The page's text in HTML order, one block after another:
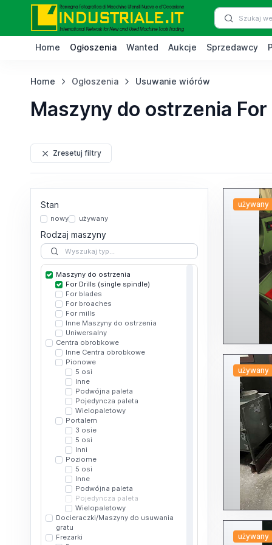
Home Ogłoszenia Wanted Aukcje Sprzedawcy
Home Ogłoszenia Usuwanie wiórów
Maszyny do ostrzenia
Zresetuj filtry
Stan
nowy używany
Rodzaj maszyny
Maszyny do ostrzenia
For Drills (single spindle)
For blades
For broaches
For mills
Inne Maszyny do ostrzenia
Uniwersalny
Centra obrobkowe
Inne Centra obrobkowe
Pionowe
5 osi
Inne
Podwójna paleta
Pojedyncza paleta
Wielopaletowy
Portalem
3 osie
5 osi
Inni
Poziome
5 osi
Inne
Podwójna paleta
Pojedyncza paleta
Wielopaletowy
Docieraczki/Maszyny do usuwania
gratu
Frezarki
używany
używany
używany